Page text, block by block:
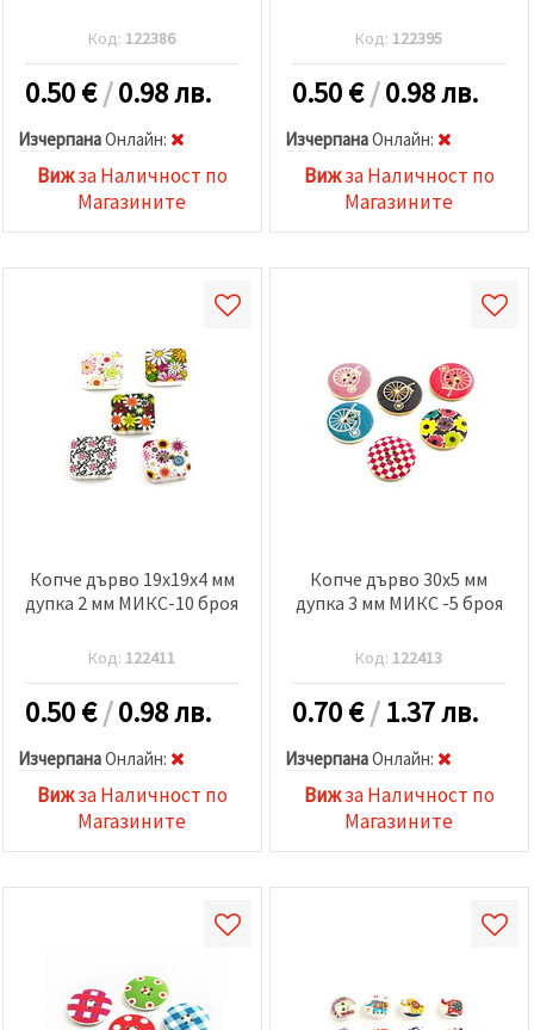
Код: 122386
0.50€/0.98 лв.
ИзчерпанаOнлайн:
Вижза Наличност по
Магазините
Код: 122395
0.50€/0.98 лв.
ИзчерпанаOнлайн:
Вижза Наличност по
Магазините
Копче дърво 19x19x4 мм
дупка 2 мм МИКС-10 броя
Код: 122411
0.50€/0.98 лв.
ИзчерпанаOнлайн:
Вижза Наличност по
Магазините
Копче дърво 30x5 мм
дупка 3 мм МИКС -5 броя
Код: 122413
0.70€/1.37 лв.
ИзчерпанаOнлайн:
Вижза Наличност по
Магазините